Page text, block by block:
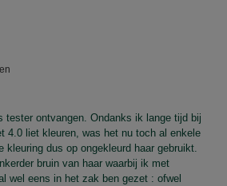
tester ontvangen. Ondanks ik lange tijd bij
4.0 liet kleuren, was het nu toch al enkele
kleuring dus op ongekleurd haar gebruikt.
bruin van haar waarbij ik met
wel eens in het zak ben gezet : ofwel